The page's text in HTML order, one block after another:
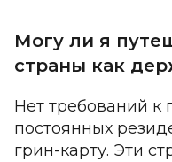
Могу ли я
страны как
Нет требований к
постоянных
грин-карту. Эти